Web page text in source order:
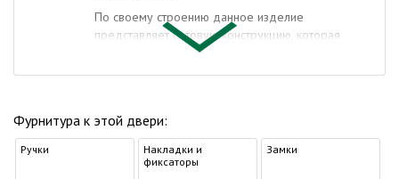
По своему строению данное изделие
представляет сотовую конструкцию, которая
помещена в деревянный каркас, а с наружной
теплоизоляцию и снижают общий вес дверей, что
значительно снижает нагрузку на дверные навесы.
По своему внешнему виду ламинированные
Фурнитура к этой двери:
Ручки
Накладки и
фиксаторы
Замки